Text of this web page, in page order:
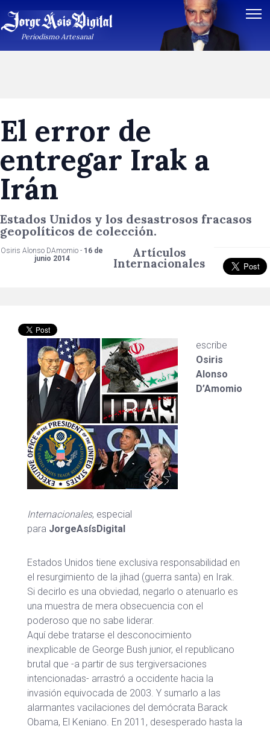
Periodismo Artesanal
El error de
entregar Irak a
Irán
Estados Unidos y los desastrosos fracasos
geopolíticos de colección.
Osiris Alonso DAmomio - 16 de
junio 2014
Artículos
Internacionales
escribe
Osiris
Alonso
D’Amomio
Internacionales, especial
para JorgeAsísDigital
Estados Unidos tiene exclusiva responsabilidad en
el resurgimiento de la jihad (guerra santa) en Irak.
Si decirlo es una obviedad, negarlo o atenuarlo es
una muestra de mera obsecuencia con el
poderoso que no sabe liderar.
Aquí debe tratarse el desconocimiento
inexplicable de George Bush junior, el republicano
brutal que -a partir de sus tergiversaciones
intencionadas- arrastró a occidente hacia la
invasión equivocada de 2003. Y sumarlo a las
alarmantes vacilaciones del demócrata Barack
Obama, El Keniano. En 2011, desesperado hasta la